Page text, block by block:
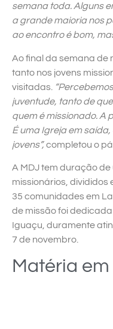
semana toda. Alguns
a grande maioria nos
ao encontro é bom,
Ao final da semana de
tanto nos jovens
visitadas.
juventude, tanto de
quem é missionado. A
É uma Igreja em
jovens”,completou o
A MDJ tem duração
missionários, divididos
35 comunidades em
de missão foi
Iguaçu, duramente
7 de novembro.
Matéria em